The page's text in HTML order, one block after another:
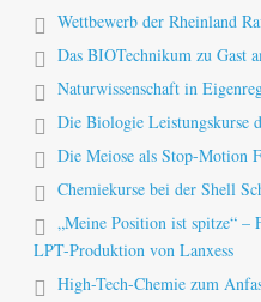
Wettbewerb der Rheinland
Das BIOTechnikum zu Gast
Naturwissenschaft in
Die Biologie Leistungskurse
Die Meiose als Stop-Motion
Chemiekurse bei der Shell
„Meine Position ist spitze“ –
LPT-Produktion von Lanxess
High-Tech-Chemie zum